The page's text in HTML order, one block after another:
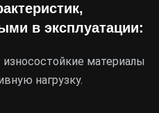
в эксплуатации:
износостойкие материалы
нагрузку.